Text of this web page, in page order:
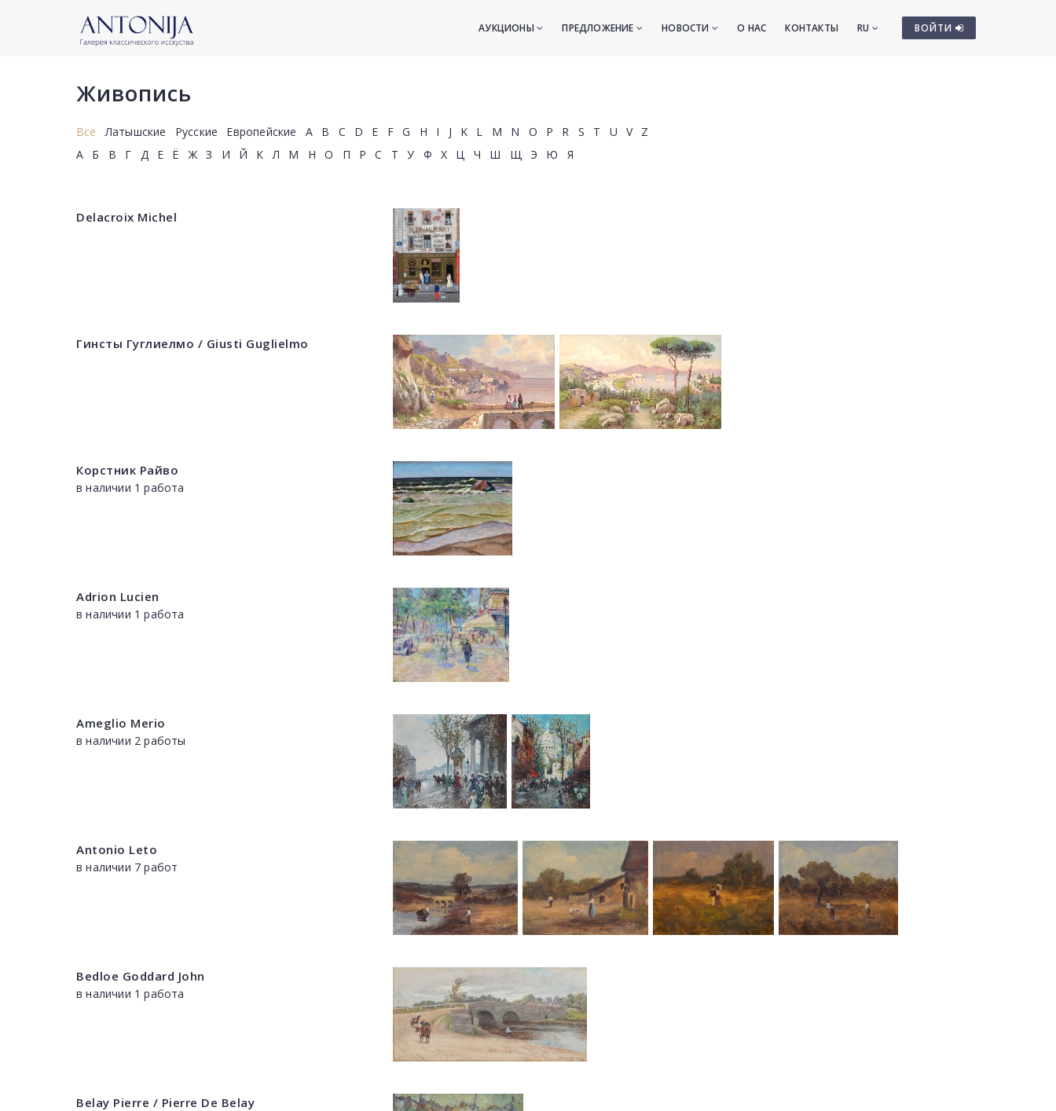
ВОЙТИ
АУКЦИОНЫ ПРЕДЛОЖЕНИЕ НОВОСТИ О НАС КОНТАКТЫ RU
Живопись
Все Латышские Русские Европейские A B C D E F G H I J K L M N O P R S T U V
Z
А
Б В Г Д Е Ё Ж З И Й К Л М Н О П Р С Т У Ф Х Ц Ч Ш Щ Э Ю Я
Delacroix Michel
Гинсты Гуглиелмо / Giusti Guglielmo
Корстник Райво
в наличии 1 работа
Adrion Lucien
в наличии 1 работа
Ameglio Merio
в наличии 2 работы
Antonio Leto
в наличии 7 работ
Bedloe Goddard John
в наличии 1 работа
Belay Pierre / Pierre De Belay